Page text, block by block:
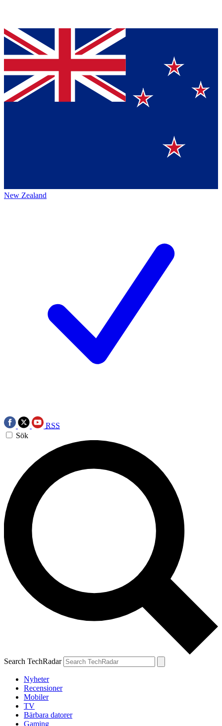
New Zealand
RSS
Sök
Search TechRadar
Nyheter
Recensioner
Mobiler
TV
Bärbara datorer
Gaming